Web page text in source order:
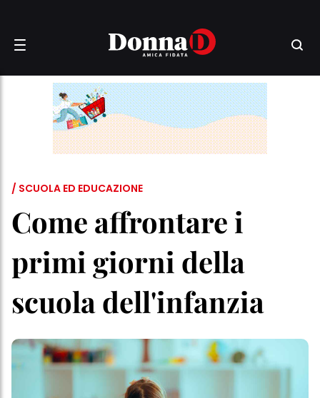
/ SCUOLA ED EDUCAZIONE
Come affrontare i
primi giorni della
scuola dell'infanzia